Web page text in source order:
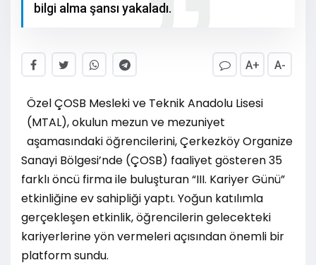
bilgi alma şansı yakaladı.
A+ A-
Özel ÇOSB Mesleki ve Teknik Anadolu Lisesi
(MTAL), okulun mezun ve mezuniyet
aşamasındaki öğrencilerini, Çerkezköy Organize
Sanayi Bölgesi’nde (ÇOSB) faaliyet gösteren 35
farklı öncü firma ile buluşturan “III. Kariyer Günü”
etkinliğine ev sahipliği yaptı. Yoğun katılımla
gerçekleşen etkinlik, öğrencilerin gelecekteki
kariyerlerine yön vermeleri açısından önemli bir
platform sundu.